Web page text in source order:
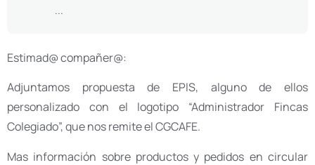
...
Estimad@ compañer@:
Adjuntamos propuesta de EPIS, alguno de ellos
personalizado con el logotipo “Administrador Fincas
Colegiado”, que nos remite el CGCAFE.
Mas información sobre productos y pedidos en circular